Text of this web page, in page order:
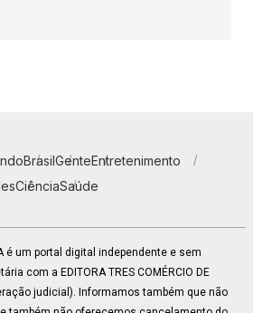
BrasilGenteEntretenimento
CiênciaSaúde
é um portal digital independente e sem
com a EDITORA TRES COMÉRCIO DE
judicial). Informamos também que não